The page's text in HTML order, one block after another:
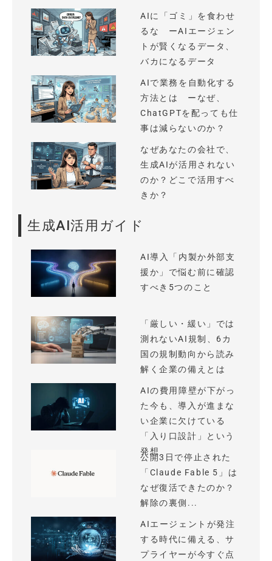
AIに「ゴミ」を食わせ
るな ーAIエージェン
トが賢くなるデータ、
バカになるデータ
AIで業務を自動化する
方法とは ーなぜ、
ChatGPTを配っても仕
事は減らないのか？
なぜあなたの会社で、
生成AIが活用されない
のか？どこで活用すべ
きか？
生成AI活用ガイド
AI導入「内製か外部支
援か」で悩む前に確認
すべき5つのこと
「厳しい・緩い」では
測れないAI規制、6カ
国の規制動向から読み
解く企業の備えとは
AIの費用障壁が下がっ
た今も、導入が進まな
い企業に欠けている
「入り口設計」という
発想
公開3日で停止された
「Claude Fable 5」は
なぜ復活できたのか？
解除の裏側...
AIエージェントが発注
する時代に備える、サ
プライヤーが今すぐ点